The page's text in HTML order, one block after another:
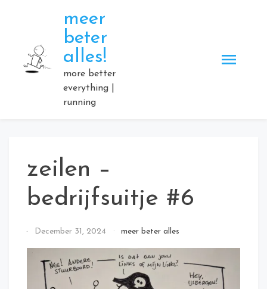
meer
beter
alles!
more better
everything |
running
zeilen –
bedrijfsuitje #6
ByDecember 31, 2024 meer beter alles